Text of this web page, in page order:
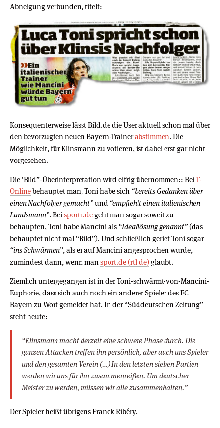
Abneigung verbunden, titelt:
Konsequenterweise lässt Bild.de die User aktuell schon mal über
den bevorzugten neuen Bayern-Trainerabstimmen. Die
Möglichkeit, für Klinsmann zu votieren, ist dabei erst gar nicht
vorgesehen.
Die ‘Bild”-Überinterpretation wird eifrig übernommen:: Bei T-
Onlinebehauptet man, Toni habe sich “bereits Gedanken über
einen Nachfolger gemacht”und “empfiehlt einen italienischen
Landsmann”. Bei sport1.degeht man sogar soweit zu
behaupten, Toni habe Mancini als “Ideallösung genannt”(das
behauptet nicht mal “Bild”). Und schließlich geriet Toni sogar
“ins Schwärmen”, als er auf Mancini angesprochen wurde,
zumindest dann, wenn man sport.de (rtl.de) glaubt.
Ziemlich untergegangen ist in der Toni-schwärmt-von-Mancini-
Euphorie, dass sich auch noch ein anderer Spieler des FC
Bayern zu Wort gemeldet hat. In der “Süddeutschen Zeitung”
steht heute:
“Klinsmann macht derzeit eine schwere Phase durch. Die
ganzen Attacken treffen ihn persönlich, aber auch uns Spieler
und den gesamten Verein (…) In den letzten sieben Partien
werden wir uns für ihn zusammenreißen. Um deutscher
Meister zu werden, müssen wir alle zusammenhalten.”
Der Spieler heißt übrigens Franck Ribéry.